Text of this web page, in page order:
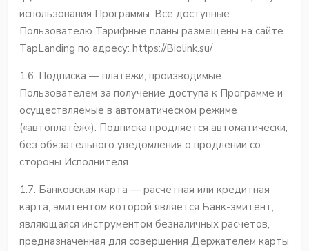
использования Программы. Все доступные
Пользователю Тарифные планы размещены на сайте
TapLanding по адресу: https://Biolink.su/
1.6. Подписка — платежи, производимые
Пользователем за получение доступа к Программе и
осуществляемые в автоматическом режиме
(«автоплатёж»). Подписка продляется автоматически,
без обязательного уведомления о продлении со
стороны Исполнителя.
1.7. Банковская карта — расчетная или кредитная
карта, эмитентом которой является Банк-эмитент,
являющаяся инструментом безналичных расчетов,
предназначенная для совершения Держателем карты